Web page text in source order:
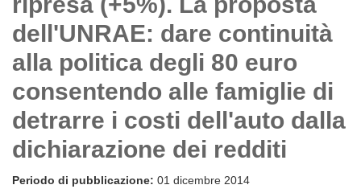
dell'UNRAE: dare continuità
alla politica degli 80 euro
consentendo alle famiglie di
detrarre i costi dell'auto dalla
dichiarazione dei redditi
Periodo di pubblicazione: 01 dicembre 2014